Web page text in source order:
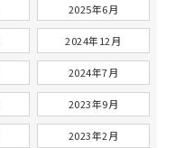
2025年6月
2024年12月
2024年7月
2023年9月
2023年2月